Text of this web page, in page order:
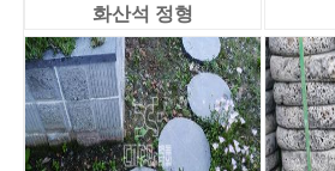
화산석 정형